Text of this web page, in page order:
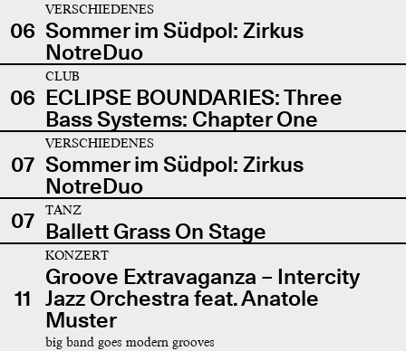
06
VERSCHIEDENES
Sommer im Südpol: Zirkus
NotreDuo
06
CLUB
ECLIPSE BOUNDARIES: Three
Bass Systems: Chapter One
07
VERSCHIEDENES
Sommer im Südpol: Zirkus
NotreDuo
07
TANZ
Ballett Grass On Stage
11
KONZERT
Groove Extravaganza – Intercity
Jazz Orchestra feat. Anatole
Muster
big band goes modern grooves